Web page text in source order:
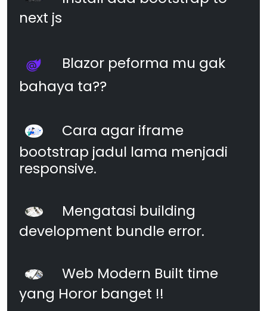
next js
Blazor peforma mu gak
bahaya ta??
Cara agar iframe
bootstrap jadul lama menjadi
responsive.
Mengatasi building
development bundle error.
Web Modern Built time
yang Horor banget !!